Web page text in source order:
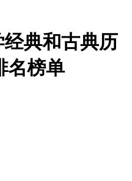
经典和古典历
名榜单